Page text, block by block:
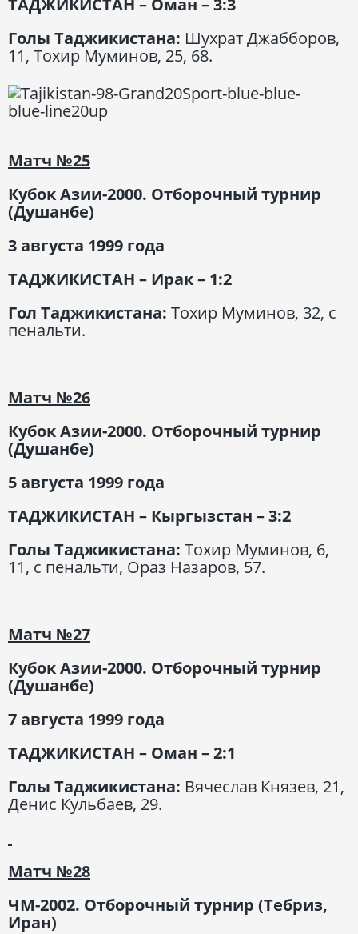
Голы Таджикистана: Шухрат Джабборов,
11, Тохир Муминов, 25, 68.
Матч №25
Кубок Азии-2000. Отборочный турнир
(Душанбе)
3 августа 1999 года
ТАДЖИКИСТАН – Ирак – 1:2
Гол Таджикистана: Тохир Муминов, 32, с
пенальти.
Матч №26
Кубок Азии-2000. Отборочный турнир
(Душанбе)
5 августа 1999 года
ТАДЖИКИСТАН – Кыргызстан – 3:2
Голы Таджикистана: Тохир Муминов, 6,
11, с пенальти, Ораз Назаров, 57.
Матч №27
Кубок Азии-2000. Отборочный турнир
(Душанбе)
7 августа 1999 года
ТАДЖИКИСТАН – Оман – 2:1
Голы Таджикистана: Вячеслав Князев, 21,
Денис Кульбаев, 29.
Матч №28
ЧМ-2002. Отборочный турнир (Тебриз,
Иран)